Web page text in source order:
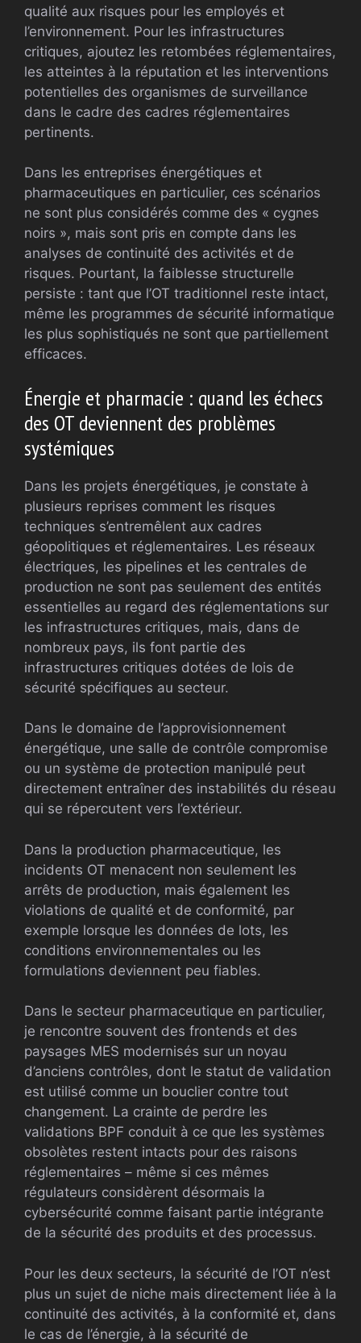
qualité aux risques pour les employés et
l’environnement. Pour les infrastructures
critiques, ajoutez les retombées réglementaires,
les atteintes à la réputation et les interventions
potentielles des organismes de surveillance
dans le cadre des cadres réglementaires
pertinents.
Dans les entreprises énergétiques et
pharmaceutiques en particulier, ces scénarios
ne sont plus considérés comme des « cygnes
noirs », mais sont pris en compte dans les
analyses de continuité des activités et de
risques. Pourtant, la faiblesse structurelle
persiste : tant que l’OT traditionnel reste intact,
même les programmes de sécurité informatique
les plus sophistiqués ne sont que partiellement
efficaces.
Énergie et pharmacie : quand les échecs
des OT deviennent des problèmes
systémiques
Dans les projets énergétiques, je constate à
plusieurs reprises comment les risques
techniques s’entremêlent aux cadres
géopolitiques et réglementaires. Les réseaux
électriques, les pipelines et les centrales de
production ne sont pas seulement des entités
essentielles au regard des réglementations sur
les infrastructures critiques, mais, dans de
nombreux pays, ils font partie des
infrastructures critiques dotées de lois de
sécurité spécifiques au secteur.
Dans le domaine de l’approvisionnement
énergétique, une salle de contrôle compromise
ou un système de protection manipulé peut
directement entraîner des instabilités du réseau
qui se répercutent vers l’extérieur.
Dans la production pharmaceutique, les
incidents OT menacent non seulement les
arrêts de production, mais également les
violations de qualité et de conformité, par
exemple lorsque les données de lots, les
conditions environnementales ou les
formulations deviennent peu fiables.
Dans le secteur pharmaceutique en particulier,
je rencontre souvent des frontends et des
paysages MES modernisés sur un noyau
d’anciens contrôles, dont le statut de validation
est utilisé comme un bouclier contre tout
changement. La crainte de perdre les
validations BPF conduit à ce que les systèmes
obsolètes restent intacts pour des raisons
réglementaires – même si ces mêmes
régulateurs considèrent désormais la
cybersécurité comme faisant partie intégrante
de la sécurité des produits et des processus.
Pour les deux secteurs, la sécurité de l’OT n’est
plus un sujet de niche mais directement liée à la
continuité des activités, à la conformité et, dans
le cas de l’énergie, à la sécurité de